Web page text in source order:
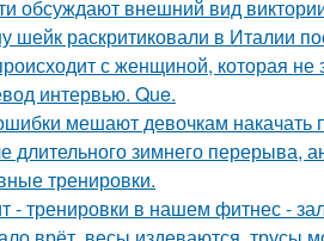
обсуждают внешний вид
шейк раскритиковали в Италии
с женщиной, которая
интервью. Que.
мешают девочкам накачать
длительного зимнего перерыва,
тренировки.
- тренировки в нашем фитнес -